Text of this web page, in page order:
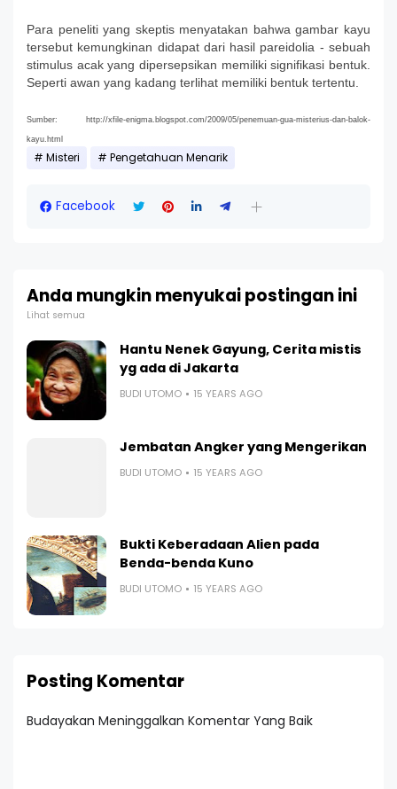
Para peneliti yang skeptis menyatakan bahwa gambar kayu
tersebut kemungkinan didapat dari hasil pareidolia - sebuah
stimulus acak yang dipersepsikan memiliki signifikasi bentuk.
Seperti awan yang kadang terlihat memiliki bentuk tertentu.
Sumber: http://xfile-enigma.blogspot.com/2009/05/penemuan-gua-misterius-dan-balok-
kayu.htm
Misteri Pengetahuan Menarik
Facebook
Anda mungkin menyukai postingan ini
Lihat semua
Hantu Nenek Gayung, Cerita mistis
yg ada di Jakarta
BUDI UTOMO 15 YEARS AGO
Jembatan Angker yang Mengerikan
BUDI UTOMO 15 YEARS AGO
Bukti Keberadaan Alien pada
Benda-benda Kuno
BUDI UTOMO 15 YEARS AGO
Posting Komentar
Budayakan Meninggalkan Komentar Yang Baik